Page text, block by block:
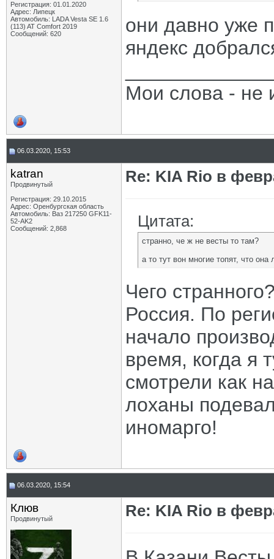
Регистрация: 01.01.2020
Адрес: Липецк
Автомобиль: LADA Vesta SE 1.6
(113) AT Comfort 2019
Сообщений: 620
они давно уже
яндекс
Мои слова - не
06.03.2020, 15:53
katran
Продвинутый
Регистрация: 29.10.2015
Адрес: Оренбургская область
Автомобиль: Ваз 217250 GFK11-
52-AK2
Сообщений: 2,868
Re: KIA Rio в
Цитата:
странно, че ж не весты то там?
а то тут вон многие топят, что
Чего
Россия. По
начало
время, когда я
смотрели как
лоханы
иномарго!
06.03.2020, 15:54
Клюв
Продвинутый Re: KIA Rio в